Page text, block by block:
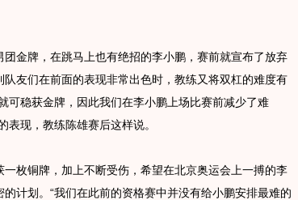
牌，在跳马上也有绝招的李小鹏，赛前就宣布了放弃
友们在前面的表现非常出色时，教练又将双杠的难度有
可稳获金牌，因此我们在李小鹏上场比赛前减少了难
表现，教练陈雄赛后这样说。
铜牌，加上不断受伤，希望在北京奥运会上一搏的李
计划。“我们在此前的资格赛中并没有给小鹏安排最难的